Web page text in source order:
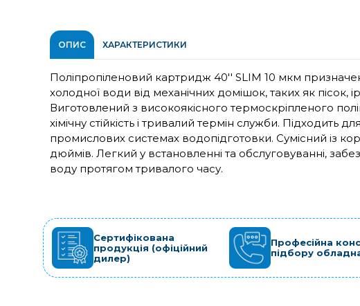
ОПИС ХАРАКТЕРИСТИКИ
Поліпропіленовий картридж 40'' SLIM 10 мкм
холодної води від механічних домішок, таких як пісок,
Виготовлений з високоякісного термоскріпленого
хімічну стійкість і тривалий термін служби. Підходить
промислових системах водопідготовки. Сумісний із
дюймів. Легкий у встановленні та обслуговуванні,
воду протягом тривалого часу.
Сертифікована
продукція (офіційний
дилер)
Професійна
підбору